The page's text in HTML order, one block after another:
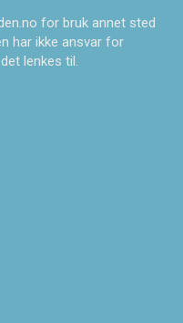
for bruk annet sted
har ikke ansvar for
lenkes til.